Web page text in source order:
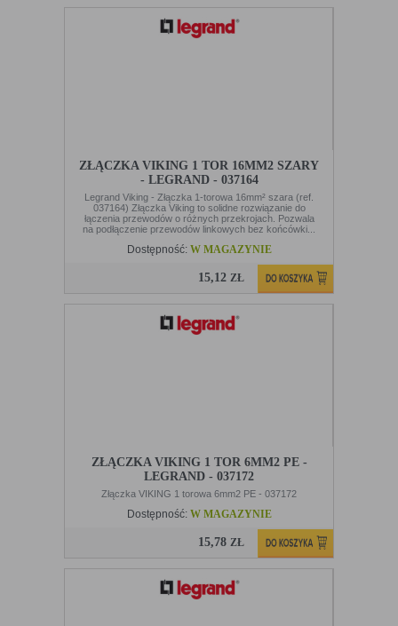
ZŁĄCZKA VIKING 1 TOR 16MM2 SZARY
- LEGRAND - 037164
Legrand Viking - Złączka 1-torowa 16mm² szara (ref.
037164) Złączka Viking to solidne rozwiązanie do
łączenia przewodów o różnych przekrojach. Pozwala
na podłączenie przewodów linkowych bez końcówki...
Dostępność: W MAGAZYNIE
15,12ZŁ
ZŁĄCZKA VIKING 1 TOR 6MM2 PE -
LEGRAND - 037172
Złączka VIKING 1 torowa 6mm2 PE - 037172
Dostępność: W MAGAZYNIE
15,78ZŁ